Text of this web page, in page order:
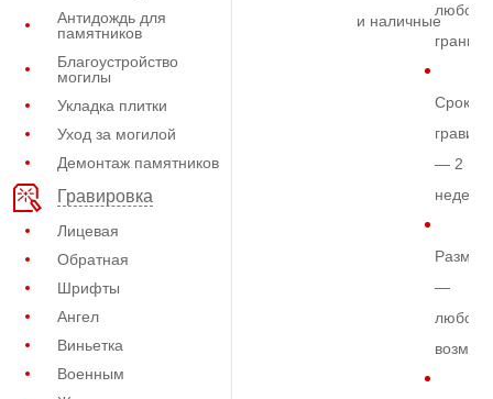
Антидождь для
памятников
Благоустройство
могилы
Укладка плитки
Уход за могилой
Демонтаж памятников
Гравировка
Лицевая
Обратная
Шрифты
Ангел
Виньетка
Военным
и наличные
любом
граните
Срок
— 2
недели
Размер
—
любой